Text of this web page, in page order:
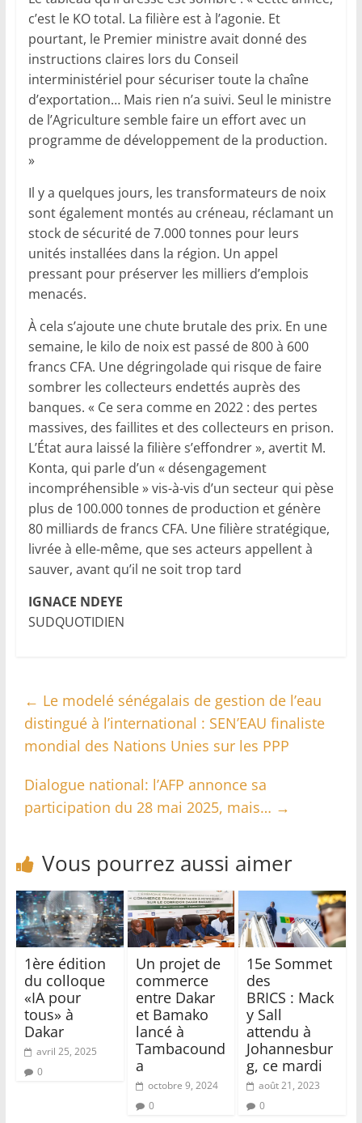
c’est le KO total. La filière est à l’agonie. Et
pourtant, le Premier ministre avait donné des
instructions claires lors du Conseil
interministériel pour sécuriser toute la chaîne
d’exportation… Mais rien n’a suivi. Seul le ministre
de l’Agriculture semble faire un effort avec un
programme de développement de la production.
»
Il y a quelques jours, les transformateurs de noix
sont également montés au créneau, réclamant un
stock de sécurité de 7.000 tonnes pour leurs
unités installées dans la région. Un appel
pressant pour préserver les milliers d’emplois
menacés.
À cela s’ajoute une chute brutale des prix. En une
semaine, le kilo de noix est passé de 800 à 600
francs CFA. Une dégringolade qui risque de faire
sombrer les collecteurs endettés auprès des
banques. « Ce sera comme en 2022 : des pertes
massives, des faillites et des collecteurs en prison.
L’État aura laissé la filière s’effondrer », avertit M.
Konta, qui parle d’un « désengagement
incompréhensible » vis-à-vis d’un secteur qui pèse
plus de 100.000 tonnes de production et génère
80 milliards de francs CFA. Une filière stratégique,
livrée à elle-même, que ses acteurs appellent à
sauver, avant qu’il ne soit trop tard
IGNACE NDEYE
SUDQUOTIDIEN
← Le modelé sénégalais de gestion de l’eau
distingué à l’international : SEN’EAU finaliste
mondial des Nations Unies sur les PPP
Dialogue national: l’AFP annonce sa
participation du 28 mai 2025, mais… →
Vous pourrez aussi aimer
1ère édition
du colloque
«IA pour
tous» à
Dakar
avril 25, 2025
0
Un projet de
commerce
entre Dakar
et Bamako
lancé à
Tambacound
a
octobre 9, 2024
0
15e Sommet
des
BRICS : Mack
y Sall
attendu à
Johannesbur
g, ce mardi
août 21, 2023
0